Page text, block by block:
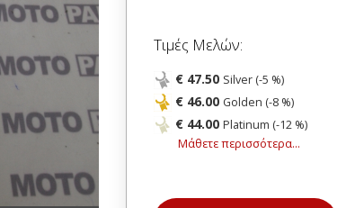
Τιμές Μελών:
€ 47.50 Silver (-5 %)
€ 46.00 Golden (-8 %)
€ 44.00 Platinum (-12 %)
Μάθετε περισσότερα...